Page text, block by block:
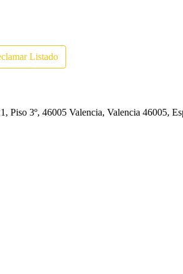
Listado
Piso 3º, 46005 Valencia, Valencia 46005,